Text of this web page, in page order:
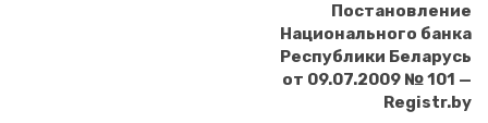
Постановление
Национального банка
Республики Беларусь
от 09.07.2009 № 101 —
Registr.by